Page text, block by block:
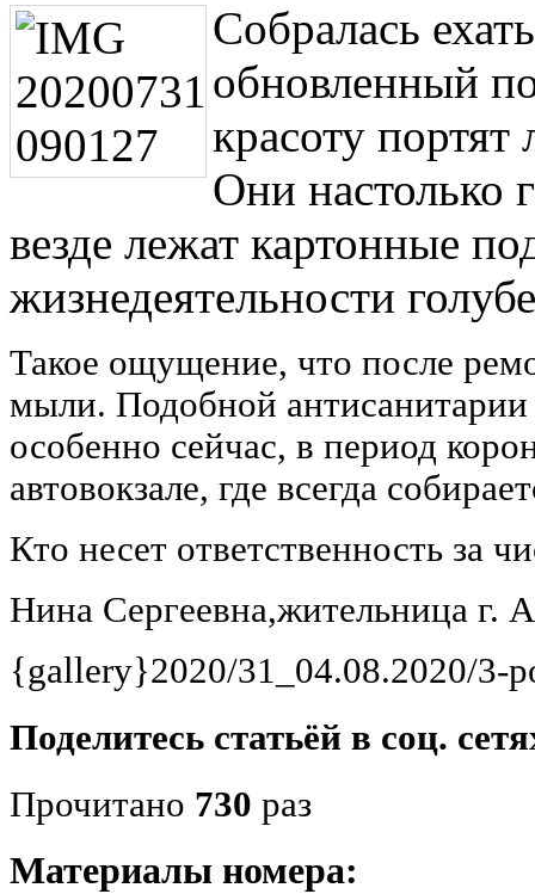
Собралась
обновленный
красоту
Они настолько
везде лежат картонные
жизнедеятельности
Такое ощущение, что после
мыли. Подобной
особенно сейчас, в период
автовокзале, где всегда
Кто несет ответственность за
Нина Сергеевна,жительница г.
{gallery}2020/31_04.08.2020/3-
Поделитесь статьёй в соц.
Прочитано 730 раз
Материалы номера: